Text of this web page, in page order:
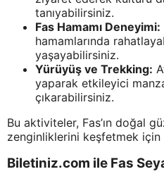
tanıyabilirsiniz.
Fas Hamamı Deneyimi:
hamamlarında
yaşayabilirsiniz.
Yürüyüş ve Trekking:
yaparak etkileyici
çıkarabilirsiniz.
Bu aktiviteler, Fas’ın doğal
zenginliklerini keşfetmek için
Biletiniz.com ile Fas